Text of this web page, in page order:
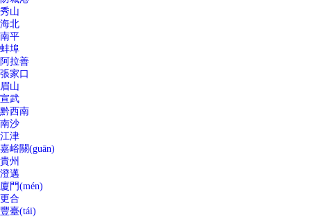
秀山
海北
南平
蚌埠
阿拉善
張家口
眉山
宣武
黔西南
南沙
江津
嘉峪關(guān)
貴州
澄邁
廈門(mén)
更合
豐臺(tái)